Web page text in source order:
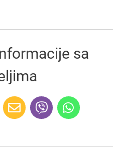
sa